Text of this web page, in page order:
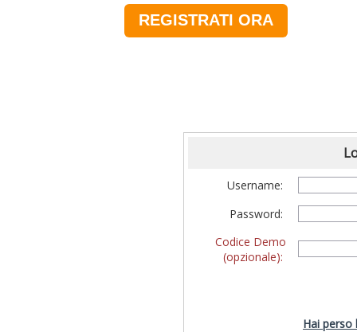
REGISTRATI ORA
Username:
Password:
Codice Demo
(opzionale):
Hai perso